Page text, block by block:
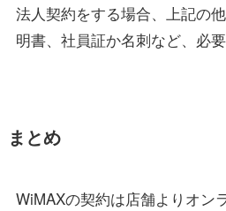
法人契約をする場合、上記の
明書、社員証か名刺など、必
まとめ
WiMAXの契約は店舗よりオン